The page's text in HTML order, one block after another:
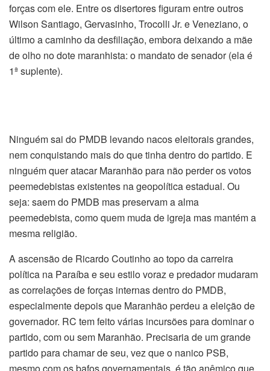
forças com ele. Entre os disertores figuram entre outros
Wilson Santiago, Gervasinho, Trocolli Jr. e Veneziano, o
último a caminho da desfiliação, embora deixando a mãe
de olho no dote maranhista: o mandato de senador (ela é
1ª suplente).
Ninguém sai do PMDB levando nacos eleitorais grandes,
nem conquistando mais do que tinha dentro do partido. E
ninguém quer atacar Maranhão para não perder os votos
peemedebistas existentes na geopolítica estadual. Ou
seja: saem do PMDB mas preservam a alma
peemedebista, como quem muda de igreja mas mantém a
mesma religião.
A ascensão de Ricardo Coutinho ao topo da carreira
política na Paraíba e seu estilo voraz e predador mudaram
as correlações de forças internas dentro do PMDB,
especialmente depois que Maranhão perdeu a eleição de
governador. RC tem feito várias incursões para dominar o
partido, com ou sem Maranhão. Precisaria de um grande
partido para chamar de seu, vez que o nanico PSB,